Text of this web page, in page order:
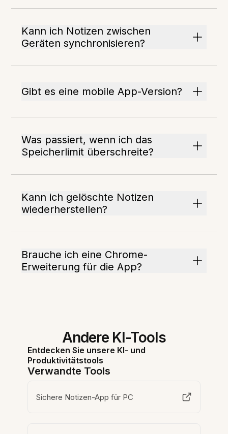
Kann ich Notizen zwischen
Geräten synchronisieren?
Gibt es eine mobile App-Version?
Was passiert, wenn ich das
Speicherlimit überschreite?
Kann ich gelöschte Notizen
wiederherstellen?
Brauche ich eine Chrome-
Erweiterung für die App?
Andere KI-Tools
Entdecken Sie unsere KI- und
Produktivitätstools
Verwandte Tools
Sichere Notizen-App für PC